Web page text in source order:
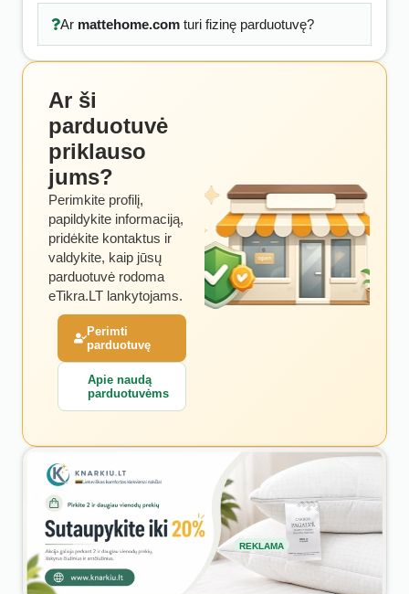
Ar mattehome.comturi fizinę parduotuvę?
Ar ši
parduotuvė
priklauso
jums?
Perimkite profilį,
papildykite informaciją,
pridėkite kontaktus ir
valdykite, kaip jūsų
parduotuvė rodoma
eTikra.LT lankytojams.
Perimti
parduotuvę
Apie naudą
parduotuvėms
REKLAMA